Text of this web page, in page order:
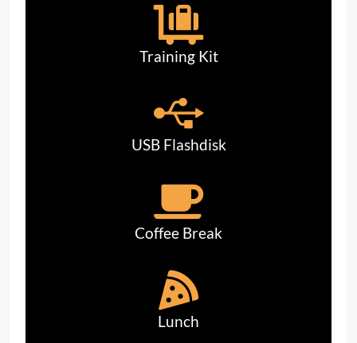
Training Kit
USB Flashdisk
Coffee Break
Lunch